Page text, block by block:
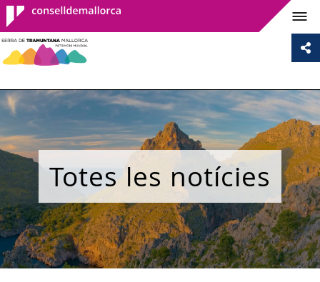
Consell de
Mallorca
Totes les notícies